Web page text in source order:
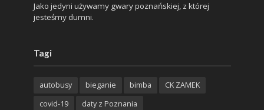
Jako jedyni używamy gwary poznańskiej, z której
jesteśmy dumni.
Tagi
autobusy bieganie bimba
CK ZAMEK
covid-19
daty z Poznania